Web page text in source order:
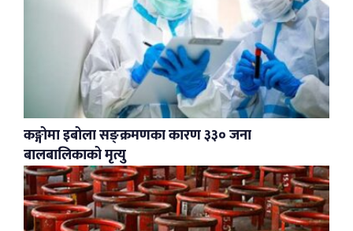
कङ्गोमा इबोला सङ्क्रमणका कारण ३३० जना
बालबालिकाको मृत्यु